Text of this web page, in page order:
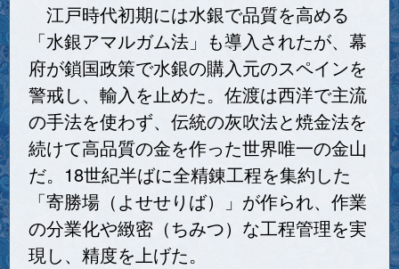
江戸時代初期には水銀で品質を高める
「水銀アマルガム法」も導入されたが、幕
府が鎖国政策で水銀の購入元のスペインを
警戒し、輸入を止めた。佐渡は西洋で主流
の手法を使わず、伝統の灰吹法と焼金法を
続けて高品質の金を作った世界唯一の金山
だ。18世紀半ばに全精錬工程を集約した
「寄勝場（よせせりば）」が作られ、作業
の分業化や緻密（ちみつ）な工程管理を実
現し、精度を上げた。